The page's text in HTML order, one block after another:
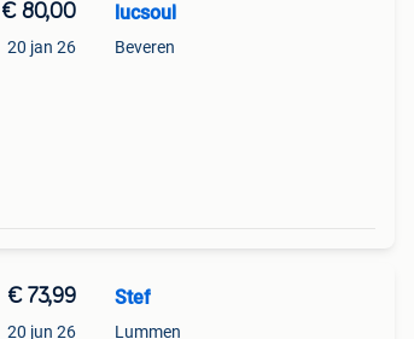
€ 80,00
20 jan 26
lucsoul
Beveren
€ 73,99
20 jun 26
Stef
Lummen